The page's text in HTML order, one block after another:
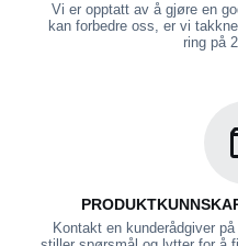
Vi er opptatt av å gjøre en
kan forbedre oss, er vi
ring på
Kontakt en kunderådgiver